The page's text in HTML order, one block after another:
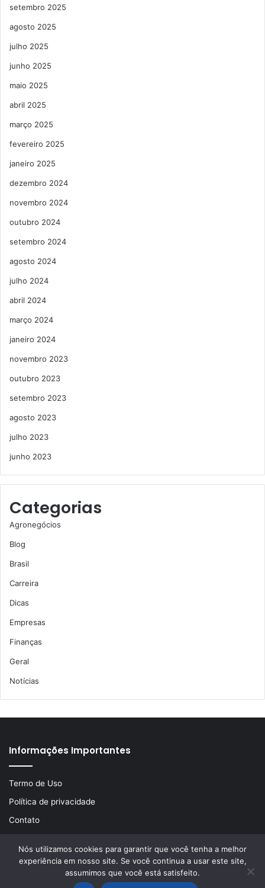
setembro 2025
agosto 2025
julho 2025
junho 2025
maio 2025
abril 2025
março 2025
fevereiro 2025
janeiro 2025
dezembro 2024
novembro 2024
outubro 2024
setembro 2024
agosto 2024
julho 2024
abril 2024
março 2024
janeiro 2024
novembro 2023
outubro 2023
setembro 2023
agosto 2023
julho 2023
junho 2023
Categorias
Agronegócios
Blog
Brasil
Carreira
Dicas
Empresas
Finanças
Geral
Notícias
Informações Importantes
Termo de Uso
Política de privacidade
Contato
© Copyright 2026, Todos os direitos reservados | Desenvolvido
Nós utilizamos cookies para garantir que você tenha a melhor
experiência em nosso site. Se você continua a usar este site,
assumimos que você está satisfeito.